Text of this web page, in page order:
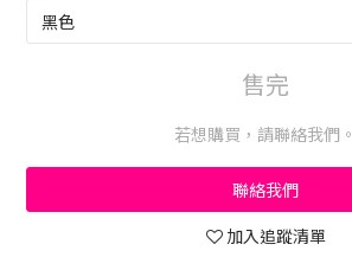
售完
若想購買，請聯絡我們。
聯絡我們
加入追蹤清單